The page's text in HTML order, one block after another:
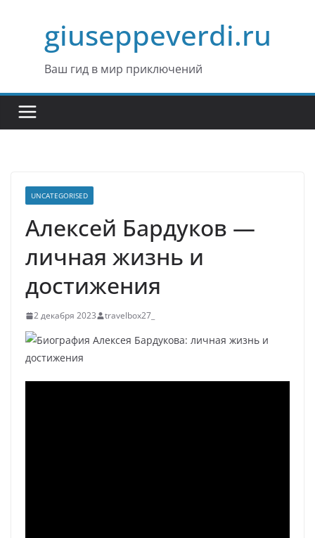
содержимомуgiuseppeverdi.ru
Ваш гид в мир приключений
UNCATEGORISED
Алексей Бардуков —
личная жизнь и
достижения
2 декабря 2023 travelbox27_